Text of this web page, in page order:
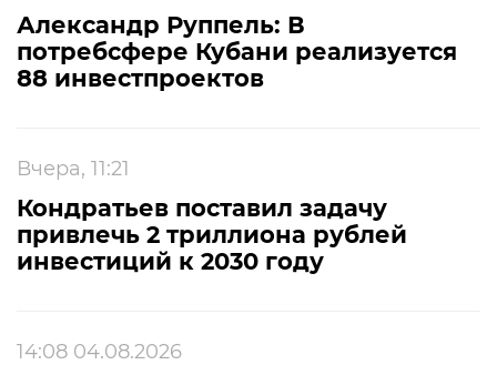
Александр Руппель: В
потребсфере Кубани реализуется
88 инвестпроектов
Вчера, 11:21
Кондратьев поставил задачу
привлечь 2 триллиона рублей
инвестиций к 2030 году
14:08 04.08.2026